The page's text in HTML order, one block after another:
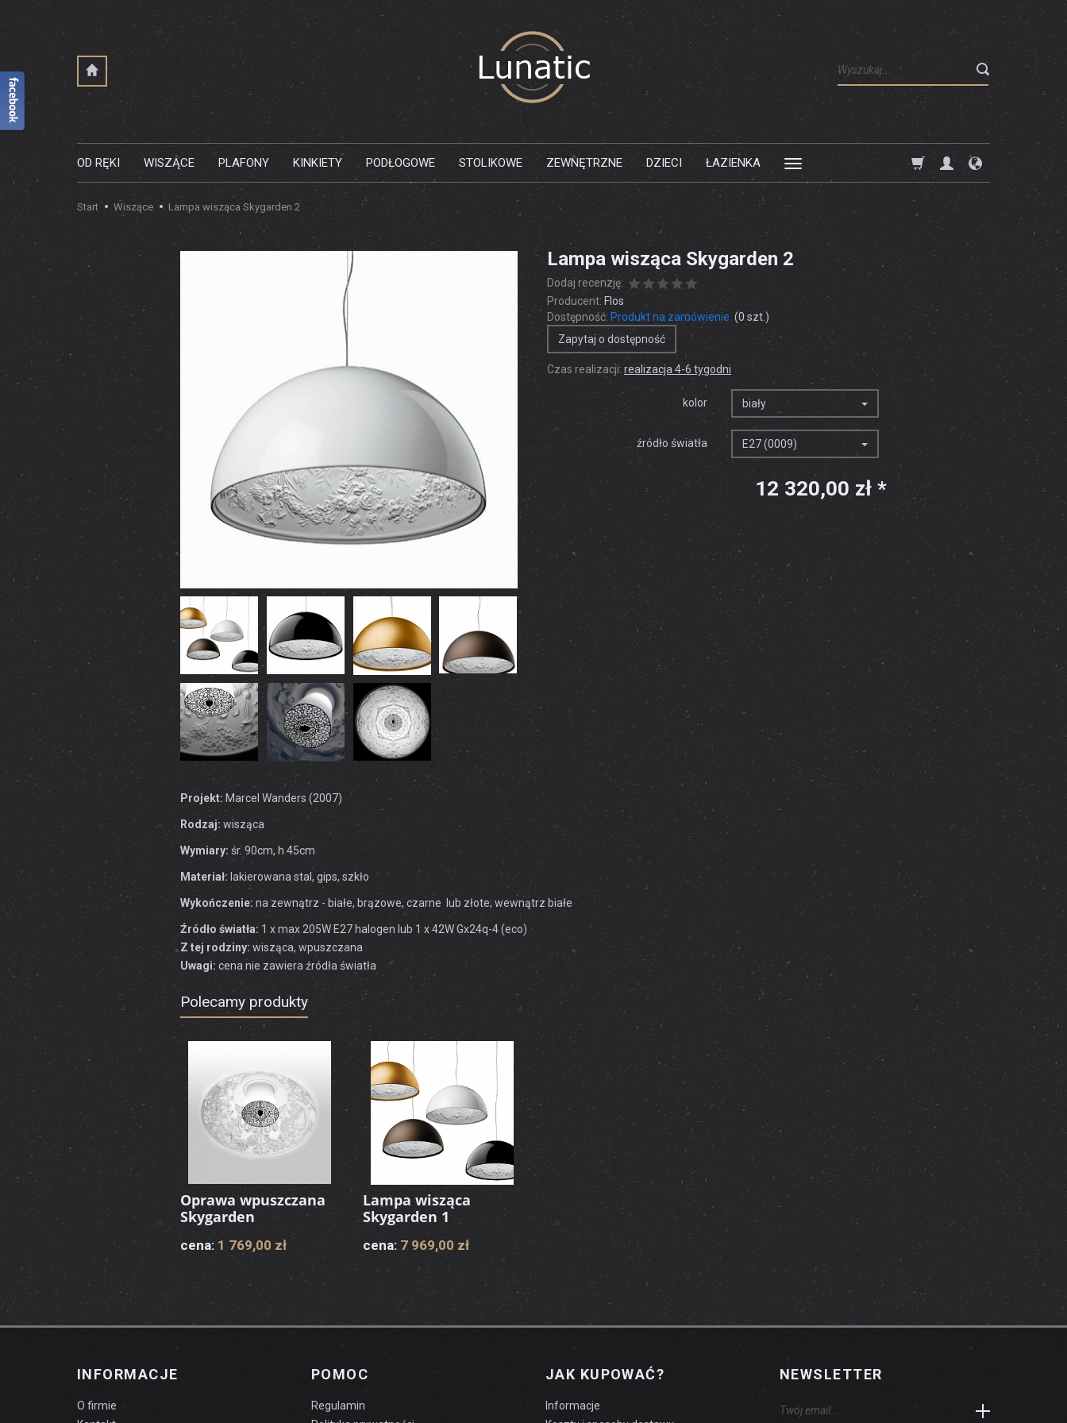
Wyszukaj
OD RĘKI WISZĄCE PLAFONY KINKIETY PODŁOGOWE STOLIKOWE ZEWNĘTRZNE DZIECI ŁAZIENKA
Start Wiszące Lampa wisząca Skygarden 2
Lampa wisząca Skygarden 2
Dodaj recenzję:
Producent: Flos
Dostępność: Produkt na zamówienie (0szt.)
Zapytaj o dostępność
Czas realizacji: realizacja 4-6 tygodni
kolor biały
źródło światła E27 (0009)
12 320,00 zł *
Projekt:Marcel Wanders (2007)
Rodzaj: wisząca
Wymiary: śr. 90cm, h 45cm
Materiał: lakierowana stal, gips, szkło
Wykończenie: na zewnątrz - białe, brązowe, czarne lub złote; wewnątrz białe
Źródło światła: 1 x max 205W E27 halogen lub 1 x 42W Gx24q-4 (eco)
Z tej rodziny: wisząca, wpuszczana
Uwagi: cena nie zawiera źródła światła
Polecamy produkty
Oprawa wpuszczana
Skygarden
cena: 1 769,00 zł
Lampa wisząca
Skygarden 1
cena: 7 969,00 zł
NEWSLETTER
INFORMACJE
O firmie
POMOC
Regulamin
JAK KUPOWAĆ?
Informacje